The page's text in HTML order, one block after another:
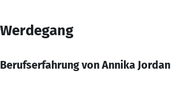
Werdegang
Berufserfahrung von Annika Jordan